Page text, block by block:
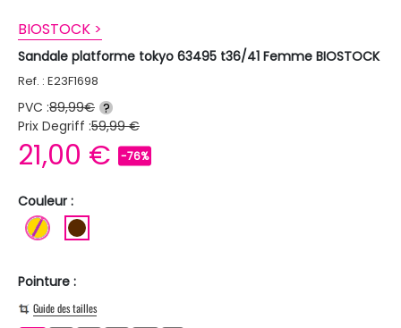
BIOSTOCK >
Sandale platforme tokyo 63495 t36/41 Femme BIOSTOCK
Ref. : E23F1698
PVC :89,99€ ?
Prix Degriff :59,99 €
21,00 € -76%
Couleur :
OR
Pointure :
Guide des tailles